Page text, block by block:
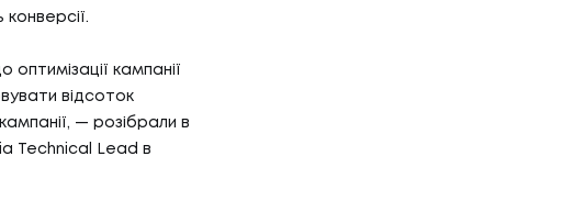
кампанії
відсоток
— розібрали в
Technical Lead в